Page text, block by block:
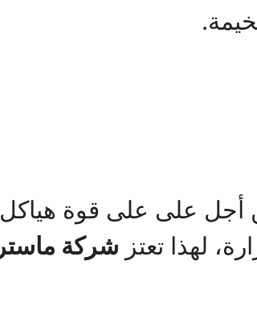
أجل على على قوة هياكل
لهذا تعتز شركة ماستر